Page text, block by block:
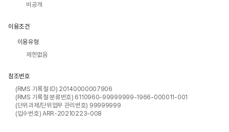
비공개
이용조건
이용유형
제한없음
참조번호
(RMS 기록철 ID) 20140000007906
(RMS 기록철 분류번호) 6110960-99999999-1966-000011-001
(단위과제/단위업무 관리번호) 99999999
(입수번호) ARR-20210223-008